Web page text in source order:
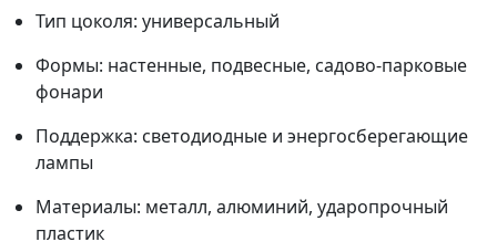
Тип цоколя: универсальный
Формы: настенные, подвесные, садово-парковые
фонари
Поддержка: светодиодные и энергосберегающие
лампы
Материалы: металл, алюминий, ударопрочный
пластик